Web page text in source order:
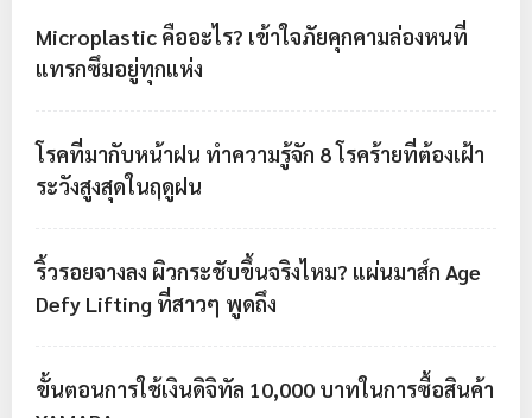
Microplastic คืออะไร? เข้าใจภัยคุกคามล่องหนที่
แทรกซึมอยู่ทุกแห่ง
โรคที่มากับหน้าฝน ทำความรู้จัก 8 โรคร้ายที่ต้องเฝ้า
ระวังสูงสุดในฤดูฝน
ริ้วรอยจางลง ผิวกระชับขึ้นจริงไหม? แผ่นมาส์ก Age
Defy Lifting ที่สาวๆ พูดถึง
ขั้นตอนการใช้เงินดิจิทัล 10,000 บาทในการซื้อสินค้า